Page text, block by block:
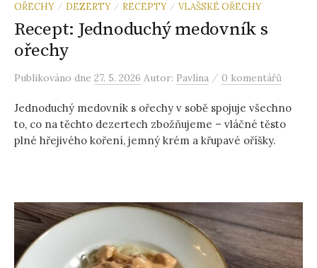
OŘECHY / DEZERTY / RECEPTY / VLAŠSKÉ OŘECHY
Recept: Jednoduchý medovník s
ořechy
Publikováno dne 27. 5. 2026 Autor: Pavlína / 0 komentářů
Jednoduchý medovník s ořechy v sobě spojuje všechno
to, co na těchto dezertech zbožňujeme – vláčné těsto
plné hřejivého koření, jemný krém a křupavé oříšky.